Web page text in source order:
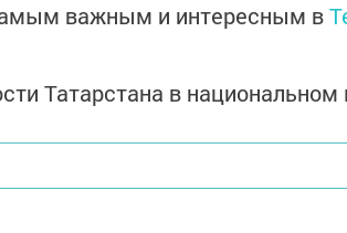
важным и интересным в
Татарстана в